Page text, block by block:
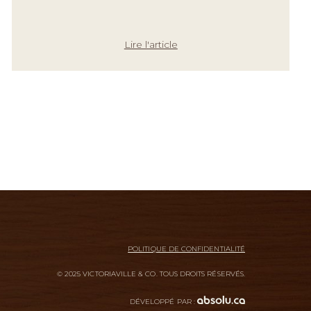
Lire l'article
POLITIQUE DE CONFIDENTIALITÉ
© 2025 VICTORIAVILLE & CO. TOUS DROITS RÉSERVÉS.
DÉVELOPPÉ PAR :